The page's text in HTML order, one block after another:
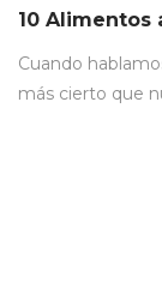
on
10 Alimentos
Cuando
más cierto que